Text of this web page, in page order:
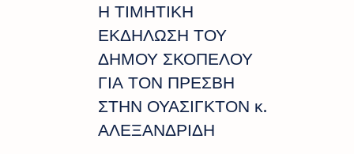
Η ΤΙΜΗΤΙΚΗ
ΕΚΔΗΛΩΣΗ ΤΟΥ
ΔΗΜΟΥ ΣΚΟΠΕΛΟΥ
ΓΙΑ ΤΟΝ ΠΡΕΣΒΗ
ΣΤΗΝ ΟΥΑΣΙΓΚΤΟΝ κ.
ΑΛΕΞΑΝΔΡΙΔΗ